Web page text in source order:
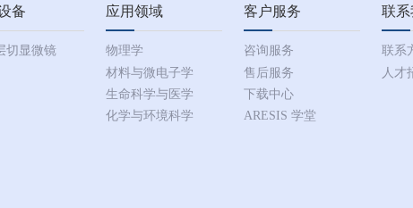
备
切显微镜
应用领域
物理学
材料与微电子学
生命科学与医学
化学与环境科学
客户服务
咨询服务
售后服务
下载中心
ARESIS 学堂
联系
联系
人才